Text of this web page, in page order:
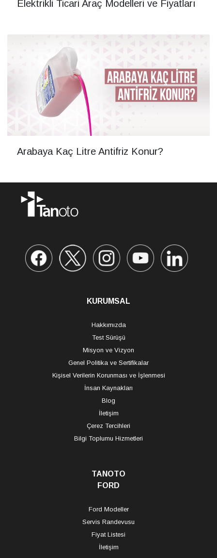
Elektrikli Ticari Araç Modelleri ve Fiyatları
Arabaya Kaç Litre Antifriz Konur?
KURUMSAL
Hakkımızda
Test Sürüşü
Misyon ve Vizyon
Genel Politika ve Sertifikalar
Kişisel Verilerin Korunması ve İşlenmesi
İnsan Kaynakları
Blog
İletişim
Çerez Tercihleri
Bilgi Toplumu Hizmetleri
TANOTO
FORD
Ford Modeller
Servis Randevusu
Fiyat Listesi
İletişim